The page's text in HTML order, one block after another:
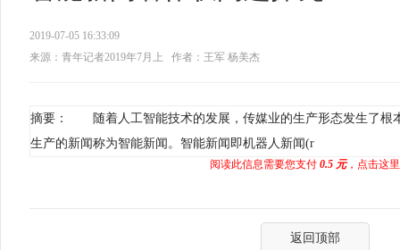
2019-07-05 16:33:09
来源：青年记者2019年7月上
作者：王军 杨美杰
摘要： 随着人工智能技术的发展，传媒业的生产形态发生了根
生产的新闻称为智能新闻。智能新闻即机器人新闻(r
阅读此信息需要您支付 0.5 元，点击这
返回顶部